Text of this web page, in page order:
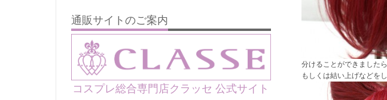
分けることができました
もしくは結い上げなどを
通販サイトのご案内
コスプレ総合専門店クラッセ 公式サイト